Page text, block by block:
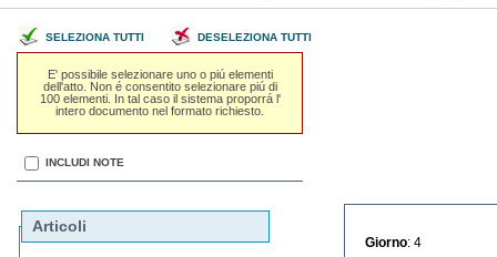
SELEZIONA TUTTI DESELEZIONA TUTTI
E' possibile selezionare uno o piú elementi
dell'atto. Non é consentito selezionare piú di
100 elementi. In tal caso il sistema proporrá l'
intero documento nel formato richiesto.
INCLUDI NOTE
Articoli
Giorno : 4